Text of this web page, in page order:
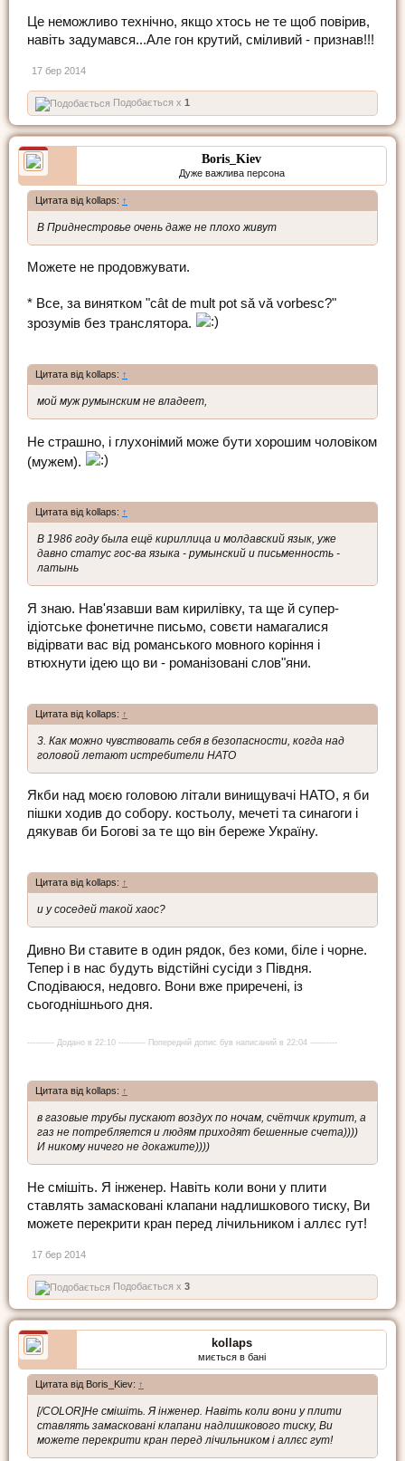
Це неможливо технічно, якщо хтось не те щоб повірив,
навіть задумався...Але гон крутий, сміливий - признав!!!
17 бер 2014
Подобається x 1
Boris_Kiev
Дуже важлива персона
Цитата від kollaps: ↑
В Приднестровье очень даже не плохо живут
Можете не продовжувати.
* Все, за винятком "cât de mult pot să vă vorbesc?"
зрозумів без транслятора.
Цитата від kollaps: ↑
мой муж румынским не владеет,
Не страшно, і глухонімий може бути хорошим чоловіком
(мужем).
Цитата від kollaps: ↑
В 1986 году была ещё кириллица и молдавский язык, уже
давно статус гос-ва языка - румынский и письменность -
латынь
Я знаю. Нав'язавши вам кирилівку, та ще й супер-
ідіотське фонетичне письмо, совєти намагалися
відірвати вас від романського мовного коріння і
втюхнути ідею що ви - романізовані слов"яни.
Цитата від kollaps: ↑
3. Как можно чувствовать себя в безопасности, когда над
головой летают истребители НАТО
Якби над моєю головою літали винищувачі НАТО, я би
пішки ходив до собору. костьолу, мечеті та синагоги і
дякував би Богові за те що він береже Україну.
Цитата від kollaps: ↑
и у соседей такой хаос?
Дивно Ви ставите в один рядок, без коми, біле і чорне.
Тепер і в нас будуть відстійні сусіди з Півдня.
Сподіваюся, недовго. Вони вже приречені, із
сьогоднішнього дня.
---------- Додано в 22:10 ---------- Попередній допис був написаний в 22:04 ----------
Цитата від kollaps: ↑
в газовые трубы пускают воздух по ночам, счётчик крутит, а
газ не потребляется и людям приходят бешенные счета))))
И никому ничего не докажите))))
Не смішіть. Я інженер. Навіть коли вони у плити
ставлять замасковані клапани надлишкового тиску, Ви
можете перекрити кран перед лічильником і аллєс гут!
17 бер 2014
Подобається x 3
kollaps
миється в бані
Цитата від Boris_Kiev: ↑
[/COLOR]Не смішіть. Я інженер. Навіть коли вони у плити
ставлять замасковані клапани надлишкового тиску, Ви
можете перекрити кран перед лічильником і аллєс гут!